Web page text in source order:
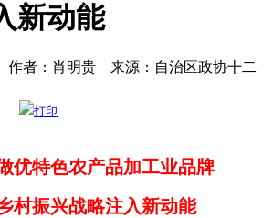
新动能
作者：肖明贵 来源：自治区政协十二
打印
优特色农产品加工业品牌
村振兴战略注入新动能